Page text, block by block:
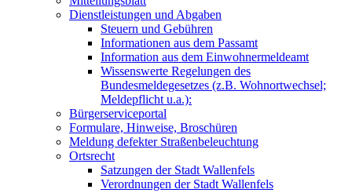
Dienstleistungen und Abgaben
Steuern und Gebühren
Informationen aus dem Passamt
Information aus dem Einwohnermeldeamt
Wissenswerte Regelungen des
Bundesmeldegesetzes (z.B. Wohnortwechsel;
Meldepflicht u.a.):
Bürgerserviceportal
Formulare, Hinweise, Broschüren
Meldung defekter Straßenbeleuchtung
Ortsrecht
Satzungen der Stadt Wallenfels
Verordnungen der Stadt Wallenfels